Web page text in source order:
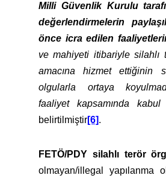
Milli Güvenlik Kurulu
değerlendirmelerin
önce icra edilen
ve mahiyeti itibariyle silahlı
amacına hizmet ettiğinin
olgularla ortaya
faaliyet kapsamında kabul
belirtilmiştir[6].
FETÖ/PDY silahlı terör
olmayan/illegal yapılanma